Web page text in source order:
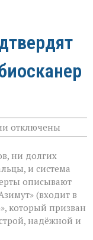
к
записи
личность
подтвердят
за
секунды»:
новый
биосканер
от
«Азимута»
отключены
ни долгих
и система
описывают
(входит в
который призван
надёжной и